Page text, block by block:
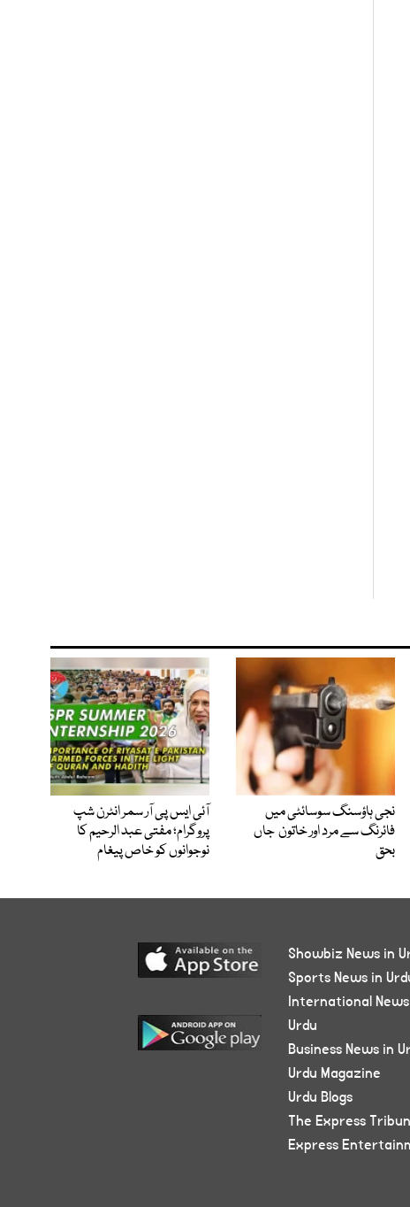
نجی ہاؤسنگ سوسائٹی میں
فائرنگ سے مرد اور خاتون جاں
بحق
آئی ایس پی آر سمر انٹرن شپ
پروگرام؛ مفتی عبد الرحیم کا
نوجوانوں کو خاص پیغام
Showbiz News in
Sports News in
International
Urdu
Business News in
Urdu Magazine
Urdu Blogs
The Express
Express